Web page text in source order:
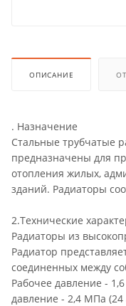
ОПИСАНИЕ
. Назначение
Стальные трубчатые
предназначены для
отопления жилых,
зданий. Радиаторы
2.Технические
Радиаторы из
Радиатор
соединенных между
Рабочее давление -
давление - 2,4 МПа